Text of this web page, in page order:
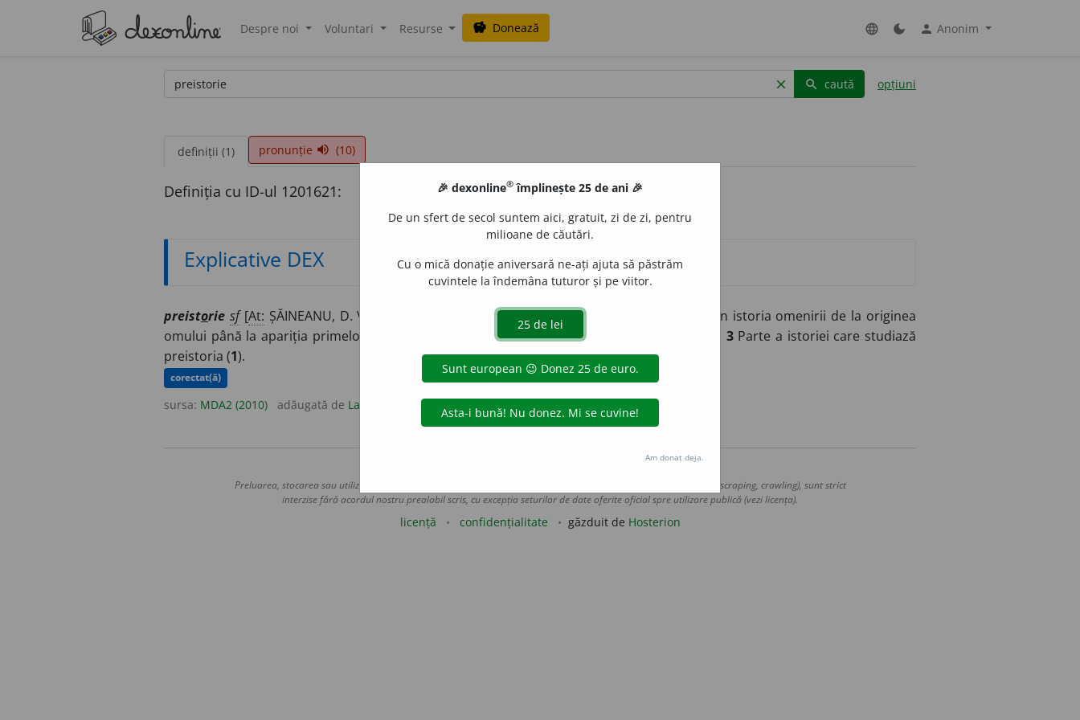
Despre noi Voluntari Resurse savings Donează language dark_mode person Anonim
clear search caută opțiuni
definiții (1) pronunție volume_up (10)
Definiția cu ID-ul 1201621:
Explicative DEX
preistorie sf[At: ȘĂINEANU, D. V. / : (rar)~ii/E: fr préhistoire
Perioadă din istoria omenirii de la originea
omului până la apariția primelor documente scrise.
2(Gmț) Perioadă înapoiată, perimată. 3Parte a istoriei care studiază
preistoria (1).
corectat(ă)
sursa: MDA2 (2010) adăugată de LauraGellner
Preluarea, stocarea sau utilizarea datelor de pe acest site, inclusiv prin orice metode de extragere automată (web scraping, crawling), sunt strict
interzise fără acordul nostru prealabil scris, cu excepția seturilor de date oferite oficial spre utilizare publică (vezi licența).
licență confidențialitate găzduit de Hosterion
🎉 dexonline® împlinește 25 de ani 🎉
De un sfert de secol suntem aici, gratuit, zi de zi, pentru
milioane de căutări.
Cu o mică donație aniversară ne-ați ajuta să păstrăm
cuvintele la îndemâna tuturor și pe viitor.
Am donat deja.